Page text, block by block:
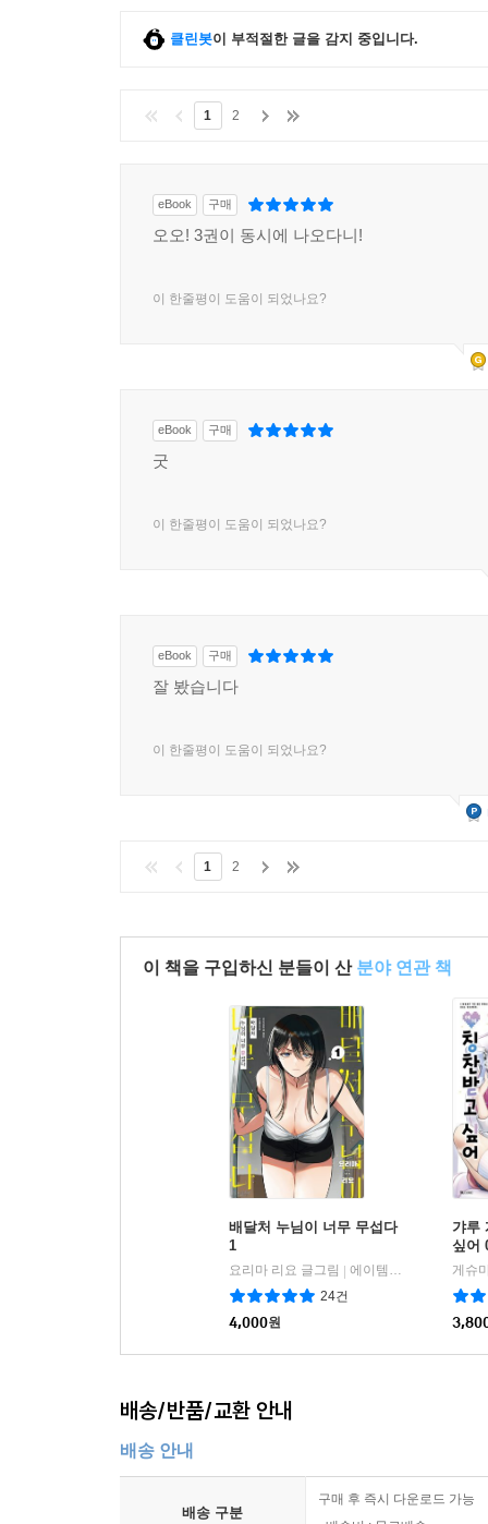
클린봇이 부적절한 글을 감지 중입니다.
1 2
eBook 구매
오오! 3권이 동시에 나오다니!
이 한줄평이 도움이 되었나요?
eBook 구매
굿
이 한줄평이 도움이 되었나요?
eBook 구매
잘 봤습니다
이 한줄평이 도움이 되었나요?
1 2
이 책을 구입하신 분들이 산 분야 연관 책
배달처 누님이 너무 무섭다
1
요리마 리요 글그림 | 에이템포미디어
24건
4,000원
갸루
싶어
게슈
배송/반품/교환 안내
배송 안내
배송 구분
구매 후 즉시 다운로드 가능